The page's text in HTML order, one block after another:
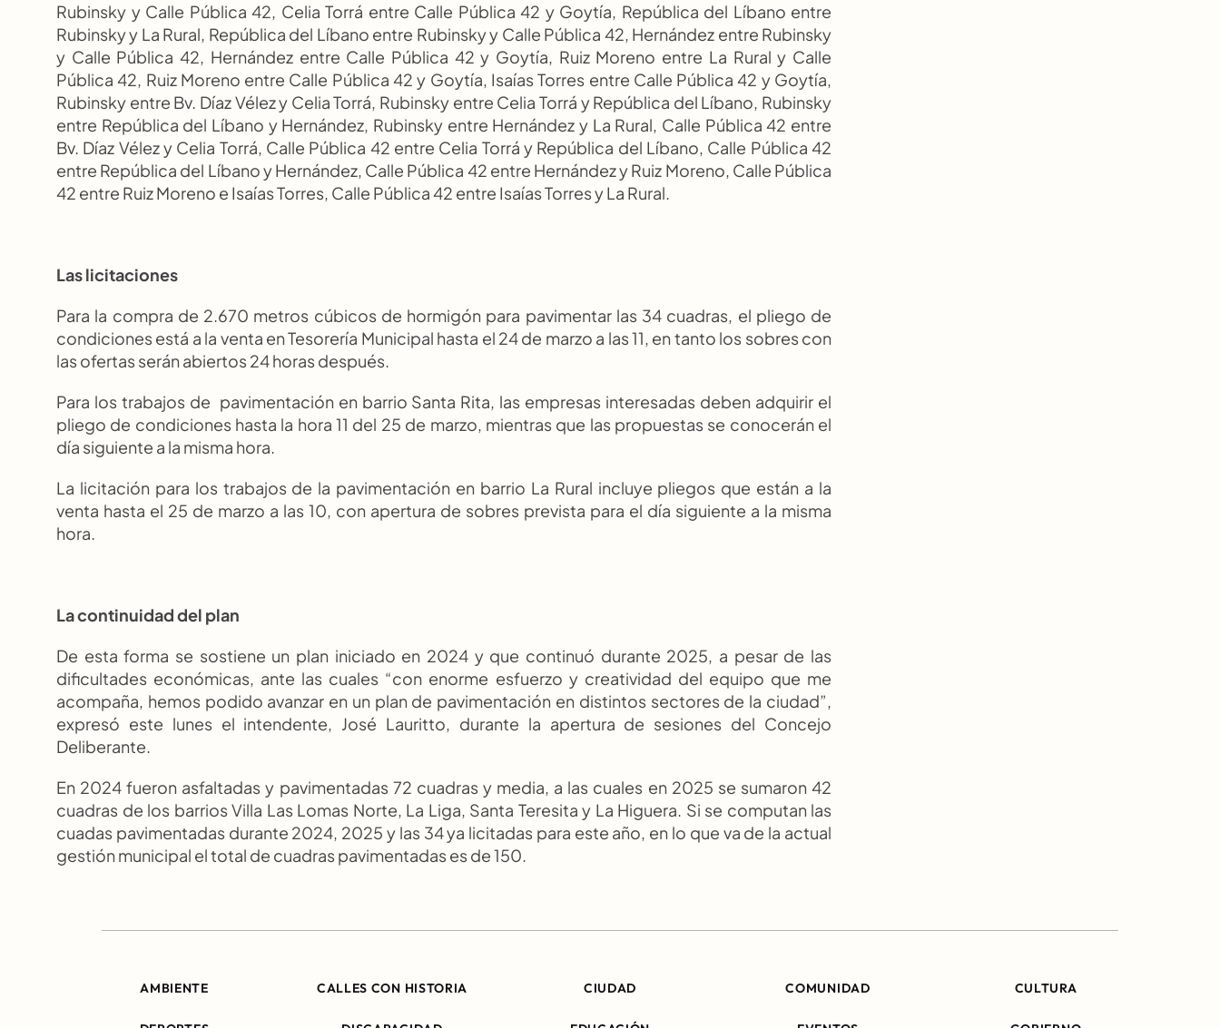
Rubinsky y Calle Pública 42, Celia Torrá entre Calle Pública 42 y Goytía, República del Líbano entre
Rubinsky y La Rural, República del Líbano entre Rubinsky y Calle Pública 42, Hernández entre Rubinsky
y Calle Pública 42, Hernández entre Calle Pública 42 y Goytía, Ruiz Moreno entre La Rural y Calle
Pública 42, Ruiz Moreno entre Calle Pública 42 y Goytía, Isaías Torres entre Calle Pública 42 y Goytía,
Rubinsky entre Bv. Díaz Vélez y Celia Torrá, Rubinsky entre Celia Torrá y República del Líbano, Rubinsky
entre República del Líbano y Hernández, Rubinsky entre Hernández y La Rural, Calle Pública 42 entre
Bv. Díaz Vélez y Celia Torrá, Calle Pública 42 entre Celia Torrá y República del Líbano, Calle Pública 42
entre República del Líbano y Hernández, Calle Pública 42 entre Hernández y Ruiz Moreno, Calle Pública
42 entre Ruiz Moreno e Isaías Torres, Calle Pública 42 entre Isaías Torres y La Rural.
Las licitaciones
Para la compra de 2.670 metros cúbicos de hormigón para pavimentar las 34 cuadras, el pliego de
condiciones está a la venta en Tesorería Municipal hasta el 24 de marzo a las 11, en tanto los sobres con
las ofertas serán abiertos 24 horas después.
Para los trabajos de  pavimentación en barrio Santa Rita, las empresas interesadas deben adquirir el
pliego de condiciones hasta la hora 11 del 25 de marzo, mientras que las propuestas se conocerán el
día siguiente a la misma hora.
La licitación para los trabajos de la pavimentación en barrio La Rural incluye pliegos que están a la
venta hasta el 25 de marzo a las 10, con apertura de sobres prevista para el día siguiente a la misma
hora.
La continuidad del plan
De esta forma se sostiene un plan iniciado en 2024 y que continuó durante 2025, a pesar de las
dificultades económicas, ante las cuales “con enorme esfuerzo y creatividad del equipo que me
acompaña, hemos podido avanzar en un plan de pavimentación en distintos sectores de la ciudad”,
expresó este lunes el intendente, José Lauritto, durante la apertura de sesiones del Concejo
Deliberante.
En 2024 fueron asfaltadas y pavimentadas 72 cuadras y media, a las cuales en 2025 se sumaron 42
cuadras de los barrios Villa Las Lomas Norte, La Liga, Santa Teresita y La Higuera. Si se computan las
cuadas pavimentadas durante 2024, 2025 y las 34 ya licitadas para este año, en lo que va de la actual
gestión municipal el total de cuadras pavimentadas es de 150.
AMBIENTE CALLES CON HISTORIA CIUDAD COMUNIDAD CULTURA